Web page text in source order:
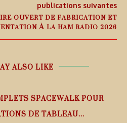
publications suivantes
OUVERT DE FABRICATION ET
À LA HAM RADIO 2026
ALSO LIKE
SPACEWALK POUR
DE TABLEAU...